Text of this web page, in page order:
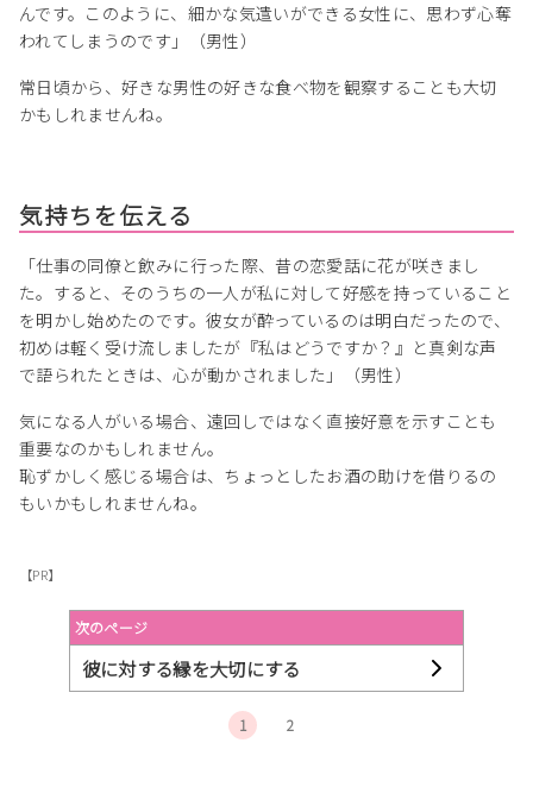
んです。このように、細かな気遣いができる女性に、思わず心奪
われてしまうのです」（男性）
常日頃から、好きな男性の好きな食べ物を観察することも大切
かもしれませんね。
気持ちを伝える
「仕事の同僚と飲みに行った際、昔の恋愛話に花が咲きまし
た。すると、そのうちの一人が私に対して好感を持っていること
を明かし始めたのです。彼女が酔っているのは明白だったので、
初めは軽く受け流しましたが『私はどうですか？』と真剣な声
で語られたときは、心が動かされました」（男性）
気になる人がいる場合、遠回しではなく直接好意を示すことも
重要なのかもしれません。
恥ずかしく感じる場合は、ちょっとしたお酒の助けを借りるの
もいかもしれませんね。
【PR】
次のページ
彼に対する縁を大切にする
1 2